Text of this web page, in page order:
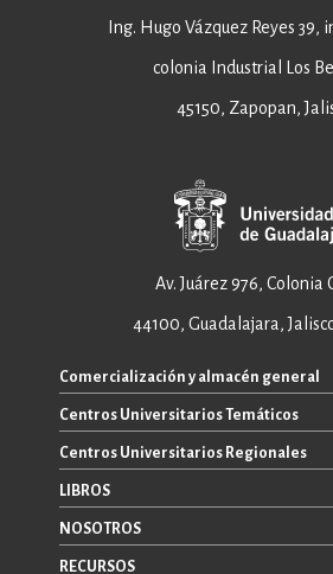
Ing. Hugo Vázquez Reyes 39,
colonia Industrial Los
45150, Zapopan,
Av. Juárez 976, Colonia
44100, Guadalajara,
Comercialización y almacén general
+52 33 3640 6326
+52 33 3640 4595
ventas@editorial.udg.mx
WhatsApp: +52 33 1433 6869
Centros Universitarios Temáticos
CUAAD
CUCEA
CUCBA
Centros Universitarios Regionales
CUALTOS
CUCHAPALA
LIBROS
TODOS LOS LIBROS
E-BOOKS
NOSOTROS
RECURSOS